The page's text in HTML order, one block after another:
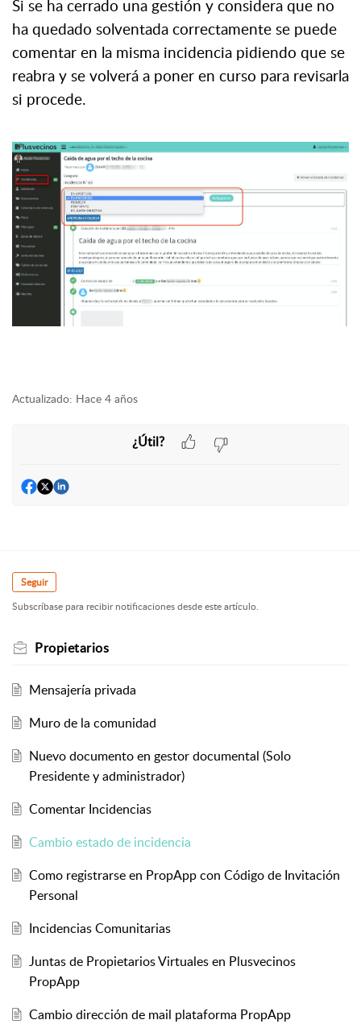
Si se ha cerrado una gestión y considera que no
ha quedado solventada correctamente se puede
comentar en la misma incidencia pidiendo que se
reabra y se volverá a poner en curso para revisarla
si procede.
Actualizado: Hace 4 años
¿Útil?
Seguir
Subscríbase para recibir notificaciones desde este artículo.
Propietarios
Mensajería privada
Muro de la comunidad
Nuevo documento en gestor documental (Solo
Presidente y administrador)
Comentar Incidencias
Cambio estado de incidencia
Como registrarse en PropApp con Código de Invitación
Personal
Incidencias Comunitarias
Juntas de Propietarios Virtuales en Plusvecinos
PropApp
Cambio dirección de mail plataforma PropApp